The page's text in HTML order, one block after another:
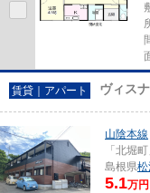
賃貸｜アパート ヴィス
山陰本線
「北堀
島根県
5.1万円